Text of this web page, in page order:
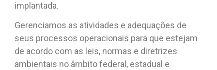
implantada.
Gerenciamos as atividades e adequações de
seus processos operacionais para que estejam
de acordo com as leis, normas e diretrizes
ambientais no âmbito federal, estadual e